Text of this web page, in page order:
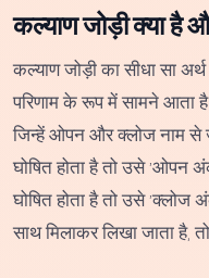
कल्याण जोड़ी क्या है
कल्याण जोड़ी का सीधा सा
परिणाम के रूप में सामने आता
जिन्हें ओपन और क्लोज नाम से
घोषित होता है तो उसे
घोषित होता है तो उसे
साथ मिलाकर लिखा जाता है,